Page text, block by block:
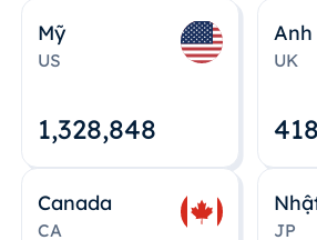
Mỹ
US
1,328,848
Anh
UK
Canada
CA JP